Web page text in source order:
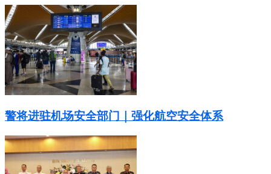
警将进驻机场安全部门｜强化航空安全体系